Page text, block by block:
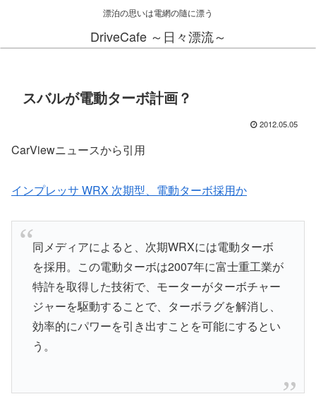
漂泊の思いは電網の隨に漂う
DriveCafe ～日々漂流～
スバルが電動ターボ計画？
2012.05.05
CarViewニュースから引用
インプレッサ WRX 次期型、電動ターボ採用か
同メディアによると、次期WRXには電動ターボ
を採用。この電動ターボは2007年に富士重工業が
特許を取得した技術で、モーターがターボチャー
ジャーを駆動することで、ターボラグを解消し、
効率的にパワーを引き出すことを可能にするとい
う。